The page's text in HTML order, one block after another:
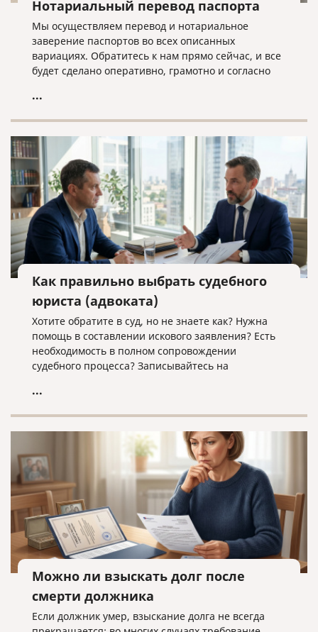
Нотариальный перевод паспорта
Мы осуществляем перевод и нотариальное
заверение паспортов во всех описанных
вариациях. Обратитесь к нам прямо сейчас, и все
будет сделано оперативно, грамотно и согласно
...
Как правильно выбрать судебного
юриста (адвоката)
Хотите обратите в суд, но не знаете как? Нужна
помощь в составлении искового заявления? Есть
необходимость в полном сопровождении
судебного процесса? Записывайтесь на
cлово» по адресу law@pravoislovo.ru
...
Можно ли взыскать долг после
смерти должника
Если должник умер, взыскание долга не всегда